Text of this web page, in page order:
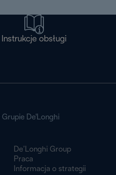
Instrukcje obsługi
Grupie De'Longhi
De’Longhi Group
Praca
Informacja o strategii